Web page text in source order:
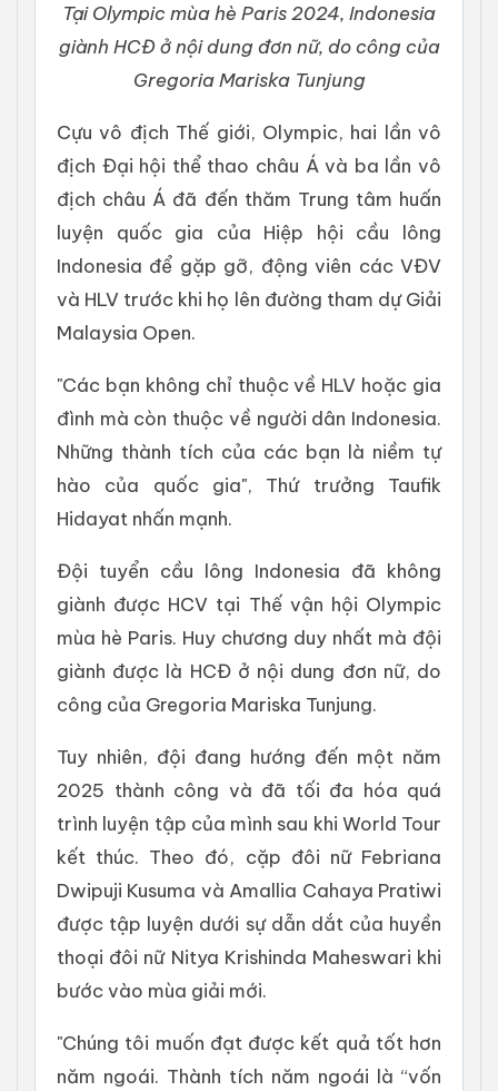
Tại Olympic mùa hè Paris 2024, Indonesia
giành HCĐ ở nội dung đơn nữ, do công của
Gregoria Mariska Tunjung
Cựu vô địch Thế giới, Olympic, hai lần vô
địch Đại hội thể thao châu Á và ba lần vô
địch châu Á đã đến thăm Trung tâm huấn
luyện quốc gia của Hiệp hội cầu lông
Indonesia để gặp gỡ, động viên các VĐV
và HLV trước khi họ lên đường tham dự Giải
Malaysia Open.
"Các bạn không chỉ thuộc về HLV hoặc gia
đình mà còn thuộc về người dân Indonesia.
Những thành tích của các bạn là niềm tự
hào của quốc gia", Thứ trưởng Taufik
Hidayat nhấn mạnh.
Đội tuyển cầu lông Indonesia đã không
giành được HCV tại Thế vận hội Olympic
mùa hè Paris. Huy chương duy nhất mà đội
giành được là HCĐ ở nội dung đơn nữ, do
công của Gregoria Mariska Tunjung.
Tuy nhiên, đội đang hướng đến một năm
2025 thành công và đã tối đa hóa quá
trình luyện tập của mình sau khi World Tour
kết thúc. Theo đó, cặp đôi nữ Febriana
Dwipuji Kusuma và Amallia Cahaya Pratiwi
được tập luyện dưới sự dẫn dắt của huyền
thoại đôi nữ Nitya Krishinda Maheswari khi
bước vào mùa giải mới.
"Chúng tôi muốn đạt được kết quả tốt hơn
năm ngoái. Thành tích năm ngoái là “vốn